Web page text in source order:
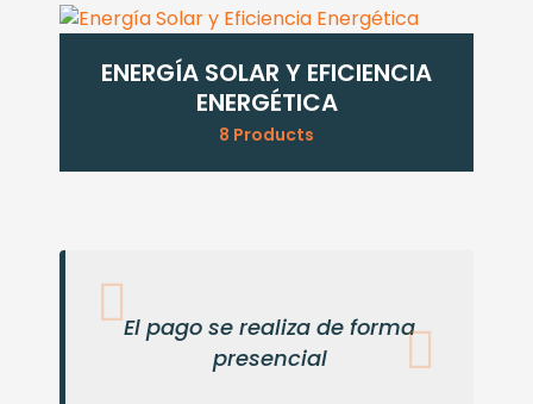
ENERGÍA SOLAR Y EFICIENCIA
ENERGÉTICA
8 Products
El pago se realiza de forma
presencial